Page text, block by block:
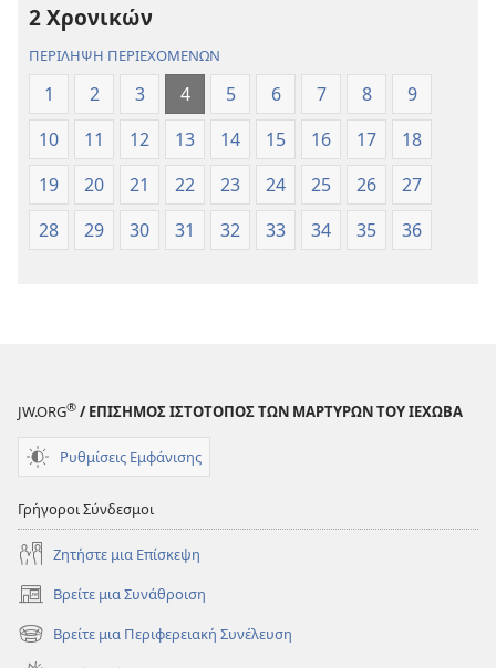
2017)2017)
2 Χρονικών
ΠΕΡΙΛΗΨΗ ΠΕΡΙΕΧΟΜΕΝΩΝ
1 2 3 4 5 6 7 8
9
10
11 12 13 14 15 16 17
18
19
20 21 22 23 24 25 26
27
28
29 30 31 32 33 34 35 36
JW.ORG® / ΕΠΙΣΗΜΟΣ ΙΣΤΟΤΟΠΟΣ ΤΩΝ ΜΑΡΤΥΡΩΝ ΤΟΥ ΙΕΧΩΒΑ
Ρυθμίσεις Εμφάνισης
Γρήγοροι Σύνδεσμοι
Ζητήστε μια Επίσκεψη
Βρείτε μια Συνάθροιση
(ανοίγει
νέο
παράθυρο)
Βρείτε μια Περιφερειακή Συνέλευση
(ανοίγει